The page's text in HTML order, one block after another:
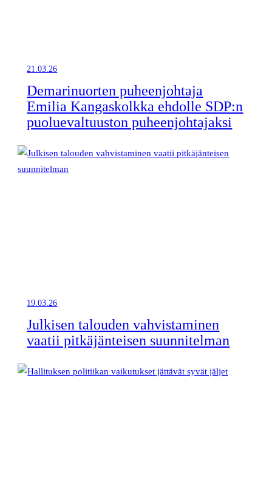
21.03.26
Demarinuorten puheenjohtaja
Emilia Kangaskolkka ehdolle SDP:n
puoluevaltuuston puheenjohtajaksi
19.03.26
Julkisen talouden vahvistaminen
vaatii pitkäjänteisen suunnitelman